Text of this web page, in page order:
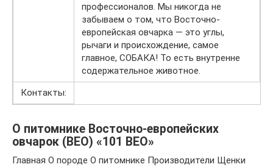
профессионалов. Мы никогда не
забываем о том, что Восточно-
европейская овчарка — это углы,
рычаги и происхождение, самое
главное, СОБАКА! То есть внутренне
содержательное животное.
Контакты:
О питомнике Восточно-европейских
овчарок (ВЕО) «101 ВЕО»
Главная О породе О питомнике Производители Щенки